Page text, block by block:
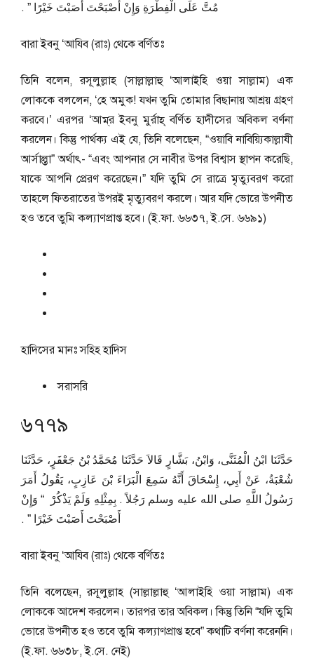
مُتَّ عَلَى الْفِطْرَةِ وَإِنْ أَصْبَحْتَ أَصَبْتَ خَيْرًا ‏”‏ ‏.‏
বারা ইবনু ‘আযিব (রাঃ) থেকে বর্ণিতঃ
তিনি বলেন, রসূলুল্লাহ (সাল্লাল্লাহু ‘আলাইহি ওয়া সাল্লাম) এক
লোককে বললেন, ‘হে অমুক! যখন তুমি তোমার বিছানায় আশ্রয় গ্রহণ
করবে।’ এরপর ‘আম্‌র ইবনু মুর্রাহ্ বর্ণিত হাদীসের অবিকল বর্ণনা
করলেন। কিন্তু পার্থক্য এই যে, তিনি বলেছেন, “ওয়াবি নাবিয়্যিকাল্লাযী
আর্সাল্তা” অর্থাৎ- “এবং আপনার সে নাবীর উপর বিশ্বাস স্থাপন করেছি,
যাকে আপনি প্রেরণ করেছেন।” যদি তুমি সে রাত্রে মৃত্যুবরণ করো
তাহলে ফিতরাতের উপরই মৃত্যুবরণ করলে। আর যদি ভোরে উপনীত
হও তবে তুমি কল্যাণপ্রাপ্ত হবে। (ই.ফা. ৬৬৩৭, ই.সে. ৬৬৯১)
হাদিসের মানঃসহিহ হাদিস
সরাসরি
৬৭৭৯
حَدَّثَنَا ابْنُ الْمُثَنَّى، وَابْنُ، بَشَّارٍ قَالاَ حَدَّثَنَا مُحَمَّدُ بْنُ جَعْفَرٍ، حَدَّثَنَا
شُعْبَةُ، عَنْ أَبِي، إِسْحَاقَ أَنَّهُ سَمِعَ الْبَرَاءَ بْنَ عَازِبٍ، يَقُولُ أَمَرَ
رَسُولُ اللَّهِ صلى الله عليه وسلم رَجُلاً ‏.‏ بِمِثْلِهِ وَلَمْ يَذْكُرْ ‏ “‏ وَإِنْ
أَصْبَحْتَ أَصَبْتَ خَيْرًا ‏”‏ ‏.‏
বারা ইবনু ‘আযিব (রাঃ) থেকে বর্ণিতঃ
তিনি বলেছেন, রসূলুল্লাহ (সাল্লাল্লাহু ‘আলাইহি ওয়া সাল্লাম) এক
লোককে আদেশ করলেন। তারপর তার অবিকল। কিন্তু তিনি “যদি তুমি
ভোরে উপনীত হও তবে তুমি কল্যাণপ্রাপ্ত হবে” কথাটি বর্ণনা করেননি।
(ই.ফা. ৬৬৩৮, ই.সে. নেই)